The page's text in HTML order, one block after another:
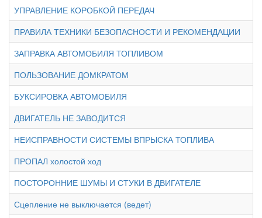
УПРАВЛЕНИЕ КОРОБКОЙ ПЕРЕДАЧ
ПРАВИЛА ТЕХНИКИ БЕЗОПАСНОСТИ И РЕКОМЕНДАЦИИ
ЗАПРАВКА АВТОМОБИЛЯ ТОПЛИВОМ
ПОЛЬЗОВАНИЕ ДОМКРАТОМ
БУКСИРОВКА АВТОМОБИЛЯ
ДВИГАТЕЛЬ НЕ ЗАВОДИТСЯ
НЕИСПРАВНОСТИ СИСТЕМЫ ВПРЫСКА ТОПЛИВА
ПРОПАЛ холостой ход
ПОСТОРОННИЕ ШУМЫ И СТУКИ В ДВИГАТЕЛЕ
Сцепление не выключается (ведет)